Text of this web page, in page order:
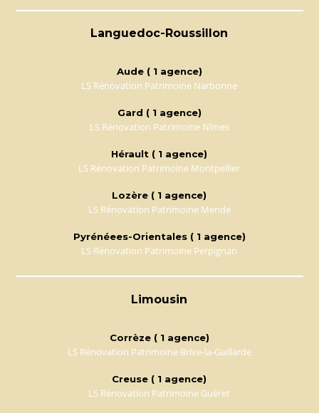
Languedoc-Roussillon
Aude ( 1 agence)
LS Rénovation Patrimoine Narbonne
Gard ( 1 agence)
LS Rénovation Patrimoine Nîmes
Hérault ( 1 agence)
LS Rénovation Patrimoine Montpellier
Lozère ( 1 agence)
LS Rénovation Patrimoine Mende
Pyrénéees-Orientales ( 1 agence)
LS Rénovation Patrimoine Perpignan
Limousin
Corrèze ( 1 agence)
LS Rénovation Patrimoine Brive-la-Gaillarde
Creuse ( 1 agence)
LS Rénovation Patrimoine Guéret